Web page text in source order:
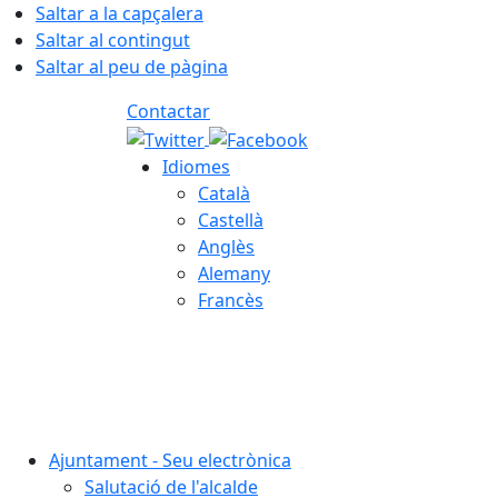
Saltar a la capçalera
Saltar al contingut
Saltar al peu de pàgina
Contactar
Idiomes
Català
Castellà
Anglès
Alemany
Francès
Ajuntament - Seu electrònica
Salutació de l'alcalde